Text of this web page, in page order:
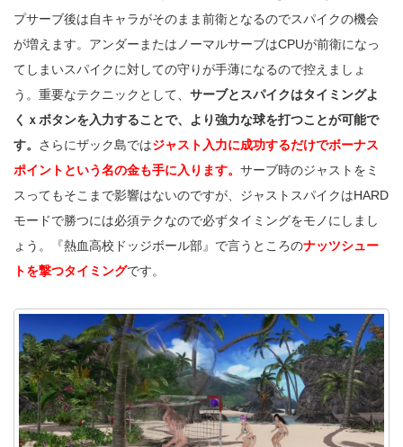
プサーブ後は自キャラがそのまま前衛となるのでスパイクの機会
が増えます。アンダーまたはノーマルサーブはCPUが前衛になっ
てしまいスパイクに対しての守りが手薄になるので控えましょ
う。重要なテクニックとして、 サーブとスパイクはタイミングよ
くｘボタンを入力することで、より強力な球を打つことが可能で
す。 さらにザック島ではジャスト入力に成功するだけでボーナス
ポイントという名の金も手に入ります。 サーブ時のジャストをミ
スってもそこまで影響はないのですが、ジャストスパイクはHARD
モードで勝つには必須テクなので必ずタイミングをモノにしまし
ょう。『熱血高校ドッジボール部』で言うところのナッツシュー
トを撃つタイミングです。